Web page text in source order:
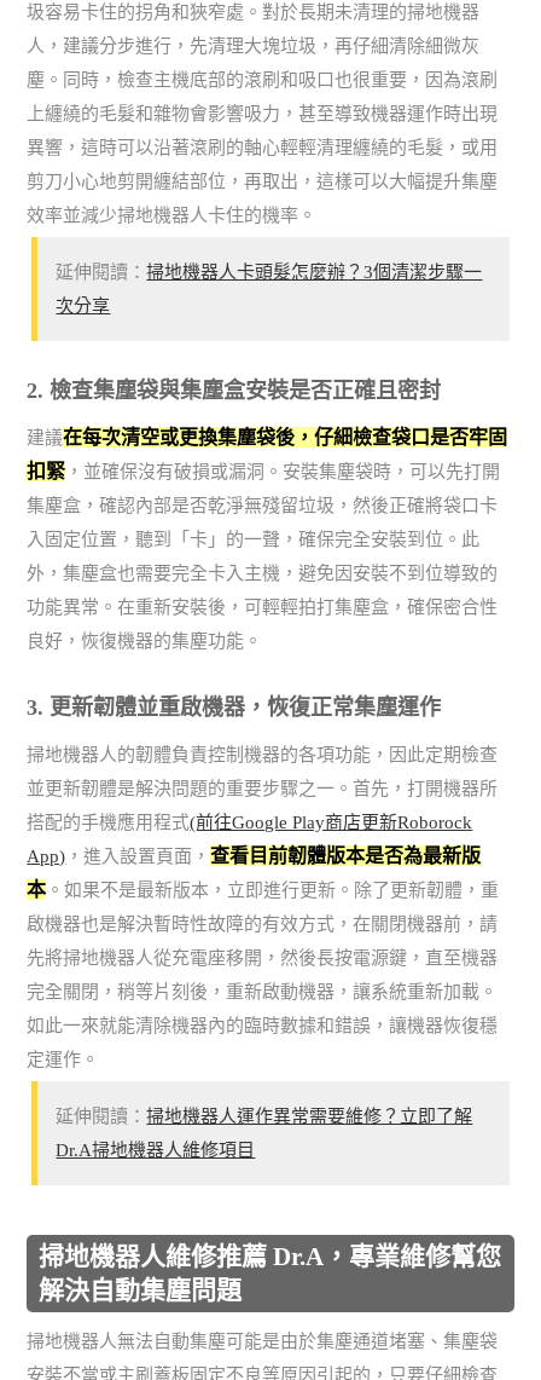
圾容易卡住的拐角和狹窄處。對於長期未清理的掃地機器
人，建議分步進行，先清理大塊垃圾，再仔細清除細微灰
塵。同時，檢查主機底部的滾刷和吸口也很重要，因為滾刷
上纏繞的毛髮和雜物會影響吸力，甚至導致機器運作時出現
異響，這時可以沿著滾刷的軸心輕輕清理纏繞的毛髮，或用
剪刀小心地剪開纏結部位，再取出，這樣可以大幅提升集塵
效率並減少掃地機器人卡住的機率。
延伸閱讀：掃地機器人卡頭髮怎麼辦？3個清潔步驟一
次分享
2. 檢查集塵袋與集塵盒安裝是否正確且密封
建議在每次清空或更換集塵袋後，仔細檢查袋口是否牢固
扣緊 ，並確保沒有破損或漏洞。安裝集塵袋時，可以先打開
集塵盒，確認內部是否乾淨無殘留垃圾，然後正確將袋口卡
入固定位置，聽到「卡」的一聲，確保完全安裝到位。此
外，集塵盒也需要完全卡入主機，避免因安裝不到位導致的
功能異常。在重新安裝後，可輕輕拍打集塵盒，確保密合性
良好，恢復機器的集塵功能。
3. 更新韌體並重啟機器，恢復正常集塵運作
掃地機器人的韌體負責控制機器的各項功能，因此定期檢查
並更新韌體是解決問題的重要步驟之一。首先，打開機器所
搭配的手機應用程式(前往Google Play商店更新Roborock
App) ，進入設置頁面，查看目前韌體版本是否為最新版
本。如果不是最新版本，立即進行更新。除了更新韌體，重
啟機器也是解決暫時性故障的有效方式，在關閉機器前，請
先將掃地機器人從充電座移開，然後長按電源鍵，直至機器
完全關閉，稍等片刻後，重新啟動機器，讓系統重新加載。
如此一來就能清除機器內的臨時數據和錯誤，讓機器恢復穩
定運作。
延伸閱讀：掃地機器人運作異常需要維修？立即了解
Dr.A掃地機器人維修項目
掃地機器人維修推薦 Dr.A，專業維修幫您
解決自動集塵問題
掃地機器人無法自動集塵可能是由於集塵通道堵塞、集塵袋
安裝不當或主刷蓋板固定不良等原因引起的，只要仔細檢查